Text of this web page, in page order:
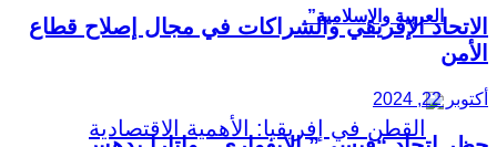
العربية والإسلامية”
الاتحاد الإفريقي والشراكات في مجال إصلاح قطاع
الأمن
أكتوبر 22, 2024